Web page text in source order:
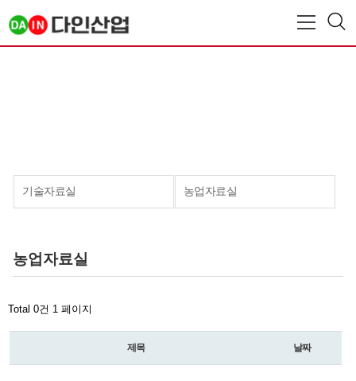
기술자료실 농업자료실
농업자료실
Total 0건 1 페이지
제목 날짜